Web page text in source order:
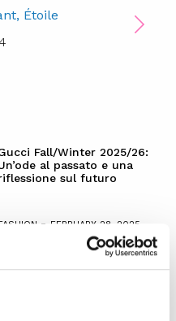
Étoile
Fall/Winter 2025/26:
al passato e una
sul futuro
- FEBRUARY 28, 2025
magia del Natale e la